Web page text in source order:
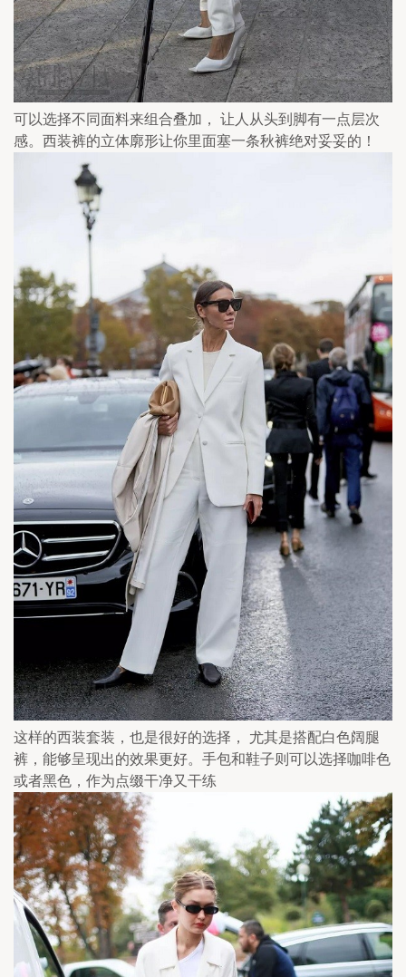
可以选择不同面料来组合叠加， 让人从头到脚有一点层次
感。西装裤的立体廓形让你里面塞一条秋裤绝对妥妥的！
这样的西装套装，也是很好的选择， 尤其是搭配白色阔腿
裤，能够呈现出的效果更好。手包和鞋子则可以选择咖啡色
或者黑色，作为点缀干净又干练